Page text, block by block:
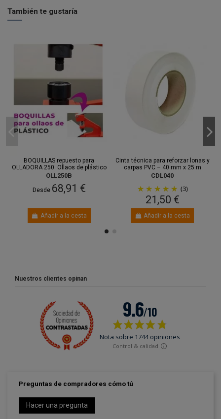
También te gustaría
BOQUILLAS repuesto para
OLLADORA 250. Ollaos de plástico
OLL250B
Desde 68,91 €
Añadir a la cesta
Cinta técnica para reforzar lonas y
carpas PVC – 40 mm x 25 m
CDL040
(3)
21,50 €
Añadir a la cesta
Nuestros clientes opinan
Preguntas de compradores cómo tú
Hacer una pregunta